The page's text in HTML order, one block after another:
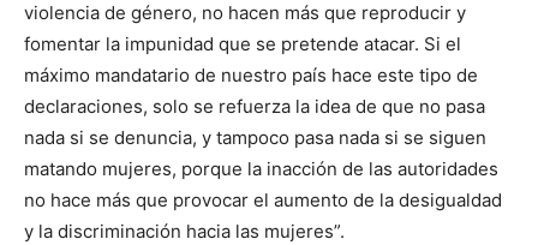
violencia de género, no hacen más que reproducir y
fomentar la impunidad que se pretende atacar. Si el
máximo mandatario de nuestro país hace este tipo de
declaraciones, solo se refuerza la idea de que no pasa
nada si se denuncia, y tampoco pasa nada si se siguen
matando mujeres, porque la inacción de las autoridades
no hace más que provocar el aumento de la desigualdad
y la discriminación hacia las mujeres”.